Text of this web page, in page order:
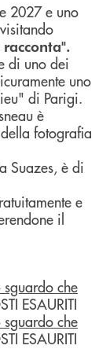
2027 e uno
di uno dei
uno
di Parigi.
è
fotografia
Suazes, è di
e
il
che
ESAURITI
che
ESAURITI